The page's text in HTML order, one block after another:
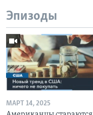
Эпизоды
МАРТ 14, 2025